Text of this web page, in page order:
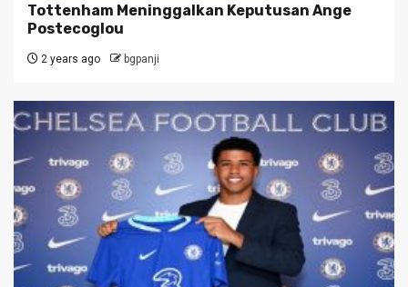
Tottenham Meninggalkan Keputusan Ange
Postecoglou
2 years ago bgpanji